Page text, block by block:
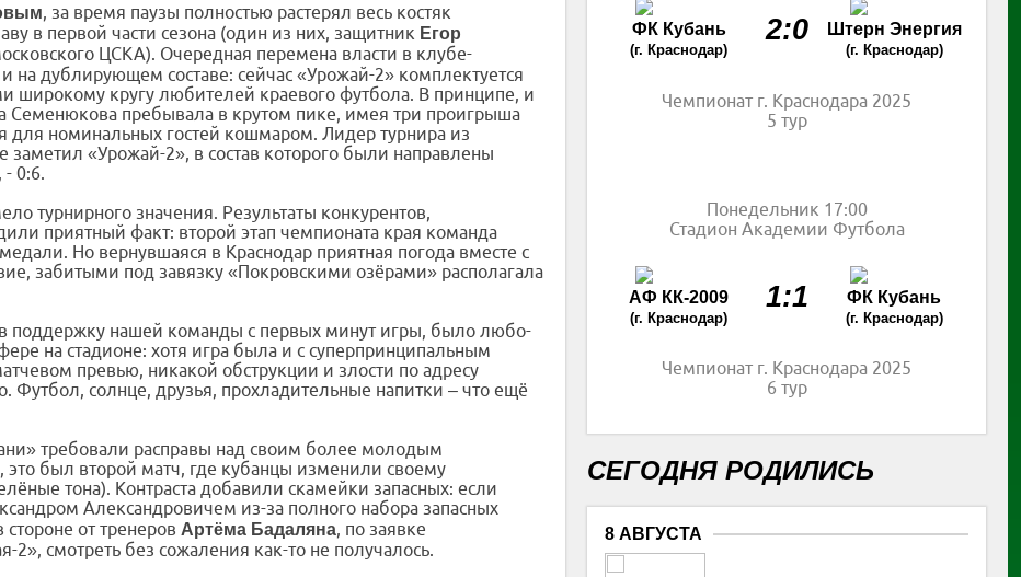
, за время паузы полностью растерял весь костяк
в первой части сезона (один из них, защитник Егор
ЦСКА). Очередная перемена власти в клубе-
на дублирующем составе: сейчас «Урожай-2» комплектуется
кругу любителей краевого футбола. В принципе, и
Семенюкова пребывала в крутом пике, имея три проигрыша
для номинальных гостей кошмаром. Лидер турнира из
«Урожай-2», в состав которого были направлены
0:6.
турнирного значения. Результаты конкурентов,
приятный факт: второй этап чемпионата края команда
Но вернувшаяся в Краснодар приятная погода вместе с
забитыми под завязку «Покровскими озёрами» располагала
поддержку нашей команды с первых минут игры, было любо-
на стадионе: хотя игра была и с суперпринципальным
превью, никакой обструкции и злости по адресу
Футбол, солнце, друзья, прохладительные напитки – что ещё
требовали расправы над своим более молодым
был второй матч, где кубанцы изменили своему
тона). Контраста добавили скамейки запасных: если
Александровичем из-за полного набора запасных
от тренеров Артёма Бадаляна, по заявке
смотреть без сожаления как-то не получалось.
ФК Кубань
(г. Краснодар)
2:0 Штерн Энергия
(г. Краснодар)
Чемпионат г. Краснодара 2025
5 тур
Понедельник 17:00
Стадион Академии Футбола
АФ КК-2009
(г. Краснодар)
1:1 ФК Кубань
(г. Краснодар)
Чемпионат г. Краснодара 2025
6 тур
СЕГОДНЯ РОДИЛИСЬ
8 АВГУСТА